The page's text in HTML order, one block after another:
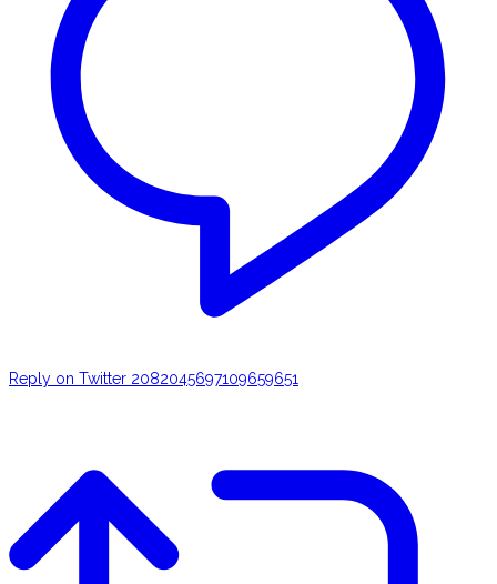
Reply on Twitter 2082045697109659651